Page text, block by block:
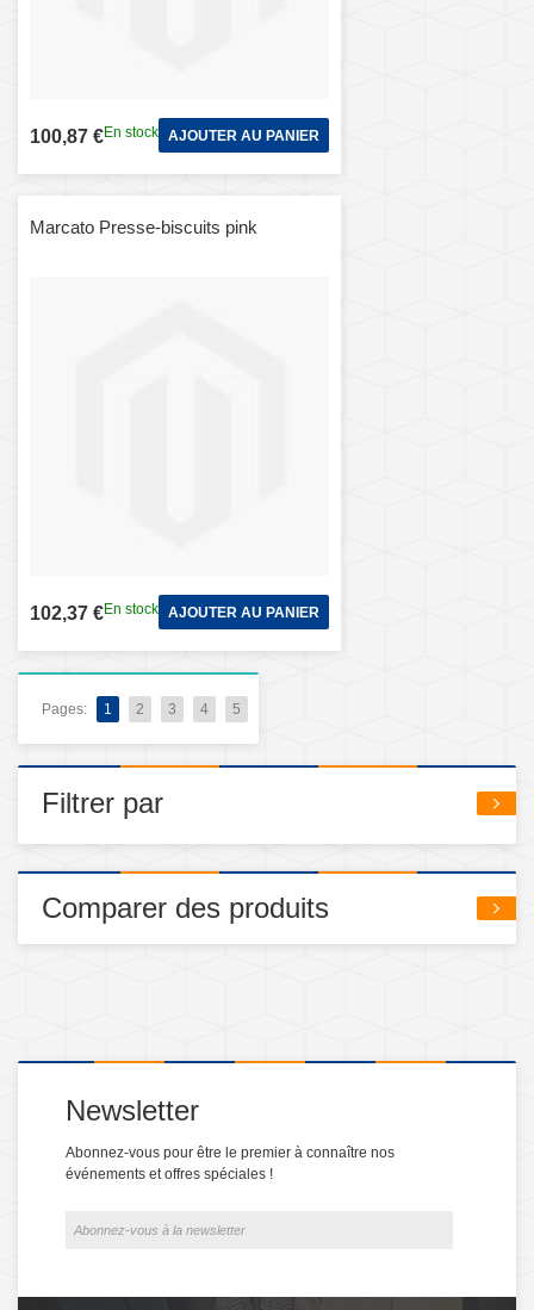
100,87 €En stock AJOUTER AU PANIER
Marcato Presse-biscuits pink
102,37 €En stock AJOUTER AU PANIER
Pages: 1 2 3 4 5
Filtrer par
Comparer des produits
Newsletter
Abonnez-vous pour être le premier à connaître nos
événements et offres spéciales !